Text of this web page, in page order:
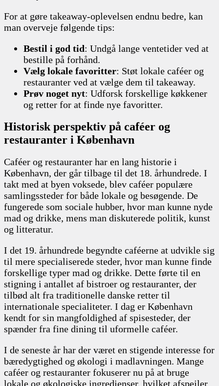
For at gøre takeaway-oplevelsen endnu bedre, kan
man overveje følgende tips:
Bestil i god tid: Undgå lange ventetider ved at
bestille på forhånd.
Vælg lokale favoritter: Støt lokale caféer og
restauranter ved at vælge dem til takeaway.
Prøv noget nyt: Udforsk forskellige køkkener
og retter for at finde nye favoritter.
Historisk perspektiv på caféer og
restauranter i København
Caféer og restauranter har en lang historie i
København, der går tilbage til det 18. århundrede. I
takt med at byen voksede, blev caféer populære
samlingssteder for både lokale og besøgende. De
fungerede som sociale hubber, hvor man kunne nyde
mad og drikke, mens man diskuterede politik, kunst
og litteratur.
I det 19. århundrede begyndte caféerne at udvikle sig
til mere specialiserede steder, hvor man kunne finde
forskellige typer mad og drikke. Dette førte til en
stigning i antallet af bistroer og restauranter, der
tilbød alt fra traditionelle danske retter til
internationale specialiteter. I dag er København
kendt for sin mangfoldighed af spisesteder, der
spænder fra fine dining til uformelle caféer.
I de seneste år har der været en stigende interesse for
bæredygtighed og økologi i madlavningen. Mange
caféer og restauranter fokuserer nu på at bruge
lokale og økologiske ingredienser, hvilket afspejler